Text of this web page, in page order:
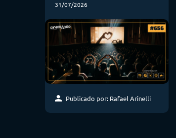
31/07/2026
Publicado por: Rafael Arinelli